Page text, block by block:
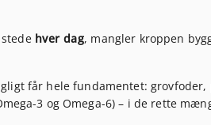
hver dag, mangler kroppen
får hele fundamentet:
3 og Omega-6) – i de rette